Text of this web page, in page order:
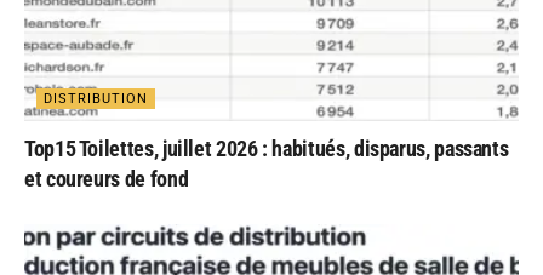
DISTRIBUTION
Top15 Toilettes, juillet 2026 : habitués, disparus, passants
et coureurs de fond